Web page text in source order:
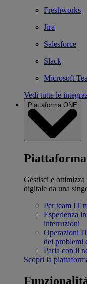
Freshworks
Jira
Salesforce
Slack
Microsoft
Vedi tutte le
Piattaforma ONE
Gestisci e
digitale da una
Per team IT
Esperienza
interruzioni
Operazioni
dei problemi
Parla con il
Scopri la